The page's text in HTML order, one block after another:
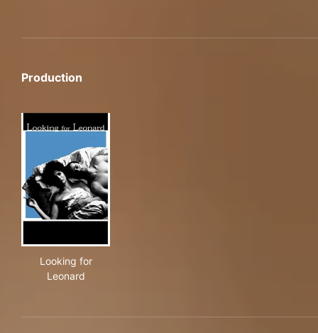
Production
Looking for
Leonard